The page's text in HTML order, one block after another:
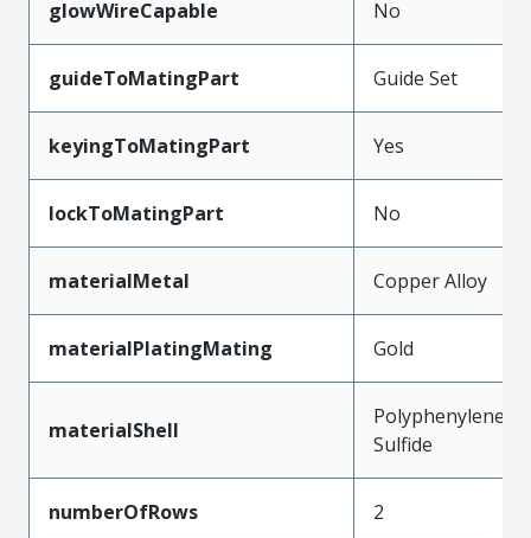
glowWireCapable No
guideToMatingPart Guide Set
keyingToMatingPart Yes
lockToMatingPart No
materialMetal Copper Alloy
materialPlatingMating Gold
materialShell
Polyphenylene
Sulfide
numberOfRows 2